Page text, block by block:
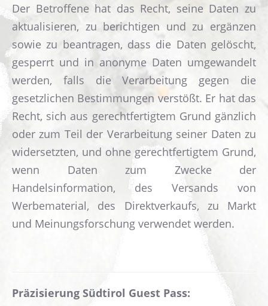
Der Betroffene hat das Recht, seine Daten zu
aktualisieren, zu berichtigen und zu ergänzen
sowie zu beantragen, dass die Daten gelöscht,
gesperrt und in anonyme Daten umgewandelt
werden, falls die Verarbeitung gegen die
gesetzlichen Bestimmungen verstößt. Er hat das
Recht, sich aus gerechtfertigtem Grund gänzlich
oder zum Teil der Verarbeitung seiner Daten zu
widersetzten, und ohne gerechtfertigtem Grund,
wenn Daten zum Zwecke der
Handelsinformation, des Versands von
Werbematerial, des Direktverkaufs, zu Markt
und Meinungsforschung verwendet werden.
Präzisierung Südtirol Guest Pass: